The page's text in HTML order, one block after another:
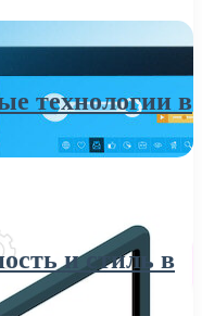
технологии в
и стиль в